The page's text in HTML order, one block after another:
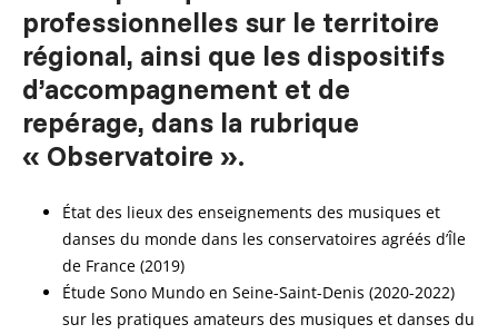
professionnelles sur le territoire
régional, ainsi que les dispositifs
d’accompagnement et de
repérage, dans la rubrique
« Observatoire ».
État des lieux des enseignements des musiques et
danses du monde dans les conservatoires agréés d’Île
de France (2019)
Étude Sono Mundo en Seine-Saint-Denis (2020-2022)
sur les pratiques amateurs des musiques et danses du